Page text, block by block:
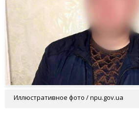
Иллюстративное фото / npu.gov.ua